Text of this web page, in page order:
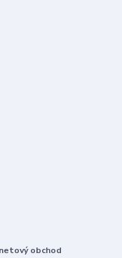
obchod